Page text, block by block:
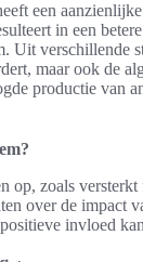
een
in een
Uit verschillende
maar ook de
productie van
op, zoals
over de impact
invloed